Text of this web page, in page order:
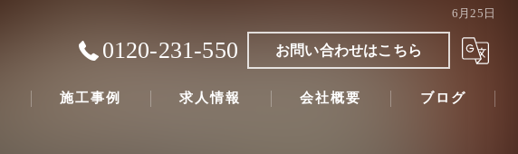
6月25日
0120-231-550 お問い合わせはこちら
施工事例 求人情報 会社概要 ブログ